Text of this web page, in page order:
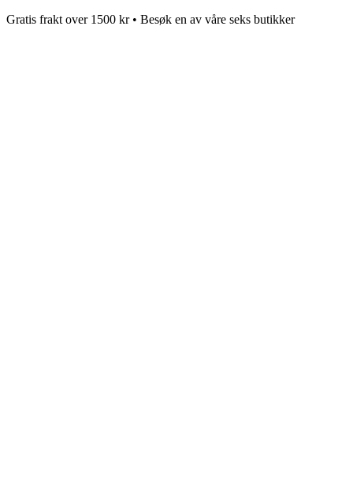
Gratis frakt over 1500 kr • Besøk en av våre seks butikker